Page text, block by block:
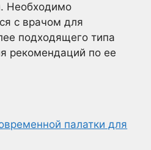
Необходимо
с врачом для
подходящего типа
рекомендаций по ее
палатки для